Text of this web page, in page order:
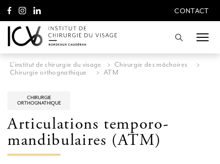
l
CONTACT
CONTACT
Recherche
L'institut de chirurgie du visage > Chirurgie des mâchoires
>
Chirurgie orthognathique
> ATM
CHIRURGIE
ORTHOGNATHIQUE
Articulations temporo-
mandibulaires (ATM)